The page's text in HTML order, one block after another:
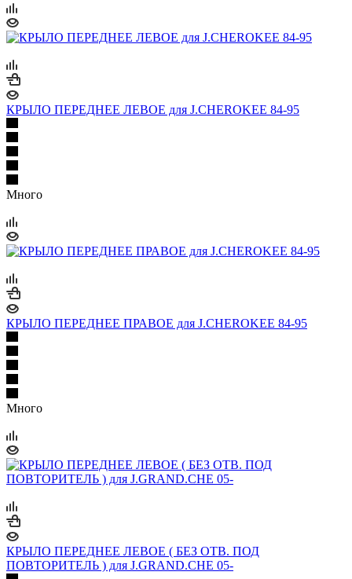
КРЫЛО ПЕРЕДНЕЕ ЛЕВОЕ для J.CHEROKЕЕ 84-95
Много
КРЫЛО ПЕРЕДНЕЕ ПРАВОЕ для J.CHEROKЕЕ 84-95
Много
КРЫЛО ПЕРЕДНЕЕ ЛЕВОЕ ( БЕЗ ОТВ. ПОД
ПОВТОРИТЕЛЬ ) для J.GRAND.CHE 05-